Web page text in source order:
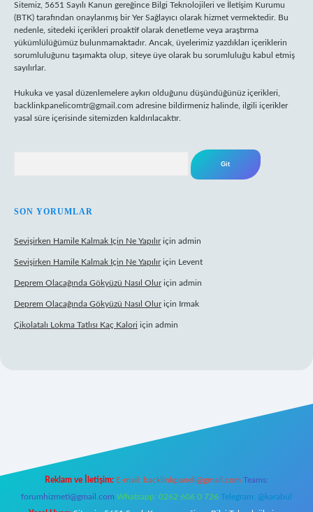
Sitemiz, 5651 Sayılı Kanun gereğince Bilgi Teknolojileri ve İletişim Kurumu
(BTK) tarafından onaylanmış bir Yer Sağlayıcı olarak hizmet vermektedir. Bu
nedenle, sitedeki içerikleri proaktif olarak denetleme veya araştırma
yükümlülüğümüz bulunmamaktadır. Ancak, üyelerimiz yazdıkları içeriklerin
sorumluluğunu taşımakta olup, siteye üye olarak bu sorumluluğu kabul etmiş
sayılırlar.
Hukuka ve yasal düzenlemelere aykırı olduğunu düşündüğünüz içerikleri,
backlinkpanelicomtr@gmail.com adresine bildirmeniz halinde, ilgili içerikler
yasal süre içerisinde sitemizden kaldırılacaktır.
SON YORUMLAR
Sevişirken Hamile Kalmak Için Ne Yapılıriçin admin
Sevişirken Hamile Kalmak Için Ne Yapılıriçin Levent
Deprem Olacağında Gökyüzü Nasıl Oluriçin admin
Deprem Olacağında Gökyüzü Nasıl Oluriçin Irmak
Çikolatalı Lokma Tatlısı Kaç Kalori için admin
Reklam ve İletişim: E-mail: backlinkpaneli@gmail.com Teams:
forumhizmeti@gmail.com Whatsapp: 0262 606 0 726 Telegram: @karabul